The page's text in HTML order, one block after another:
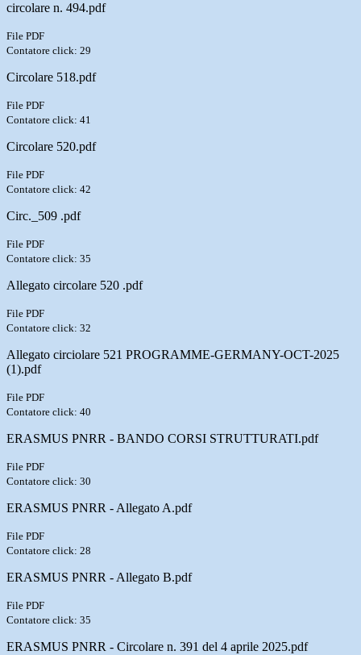
circolare n. 494.pdf
File PDF
Contatore click: 29
Circolare 518.pdf
File PDF
Contatore click: 41
Circolare 520.pdf
File PDF
Contatore click: 42
Circ._509 .pdf
File PDF
Contatore click: 35
Allegato circolare 520 .pdf
File PDF
Contatore click: 32
Allegato circiolare 521 PROGRAMME-GERMANY-OCT-2025
(1).pdf
File PDF
Contatore click: 40
ERASMUS PNRR - BANDO CORSI STRUTTURATI.pdf
File PDF
Contatore click: 30
ERASMUS PNRR - Allegato A.pdf
File PDF
Contatore click: 28
ERASMUS PNRR - Allegato B.pdf
File PDF
Contatore click: 35
ERASMUS PNRR - Circolare n. 391 del 4 aprile 2025.pdf